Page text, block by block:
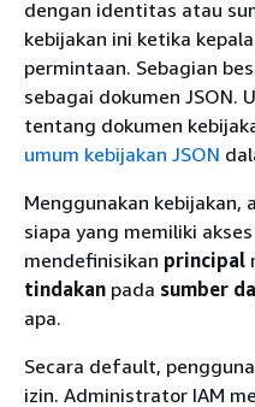
dengan identitas atau
kebijakan ini ketika
permintaan. Sebagian
sebagai dokumen JSON.
tentang dokumen
umum kebijakan JSON
Menggunakan
siapa yang memiliki
mendefinisikan principal
tindakan pada sumber
apa.
Secara default,
izin. Administrator IAM